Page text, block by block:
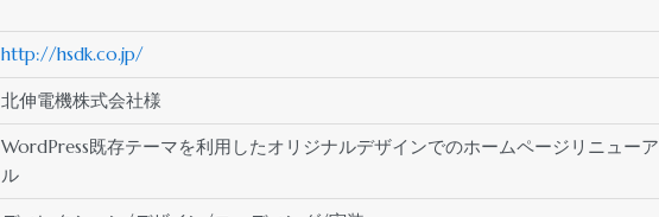
http://hsdk.co.jp/
北伸電機株式会社様
WordPress既存テーマを利用したオリジナルデザインでのホームページリニューア
ル